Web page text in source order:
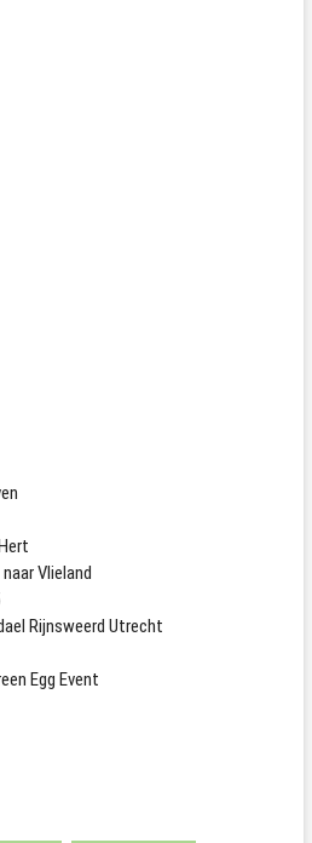
Vlieland
Rijnsweerd Utrecht
Egg Event